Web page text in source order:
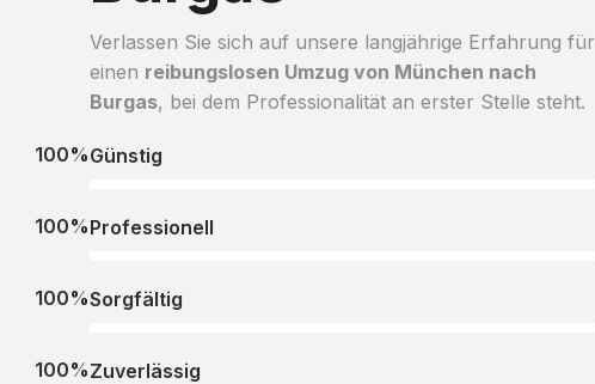
Verlassen Sie sich auf unsere langjährige Erfahrung für
einen reibungslosen Umzug von München nach
Burgas, bei dem Professionalität an erster Stelle steht.
Günstig
100%
Professionell
100%
Sorgfältig
100%
Zuverlässig
100%